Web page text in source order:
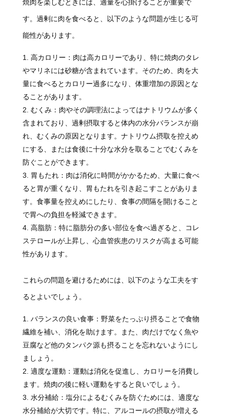
焼肉を楽しむときには、適量を心掛けることが重要で
す。過剰に肉を食べると、以下のような問題が生じる可
能性があります。
高カロリー：肉は高カロリーであり、特に焼肉のタレ
やマリネには砂糖が含まれています。そのため、肉を大
量に食べるとカロリー過多になり、体重増加の原因とな
ることがあります。
むくみ：肉やその調理法によってはナトリウムが多く
含まれており、過剰摂取すると体内の水分バランスが崩
れ、むくみの原因となります。ナトリウム摂取を控えめ
にする、または食後に十分な水分を取ることでむくみを
防ぐことができます。
胃もたれ：肉は消化に時間がかかるため、大量に食べ
ると胃が重くなり、胃もたれを引き起こすことがありま
す。食事量を控えめにしたり、食事の間隔を開けること
で胃への負担を軽減できます。
高脂肪：特に脂肪分の多い部位を食べ過ぎると、コレ
ステロールが上昇し、心血管疾患のリスクが高まる可能
性があります。
これらの問題を避けるためには、以下のような工夫をす
るとよいでしょう。
バランスの良い食事：野菜をたっぷり摂ることで食物
繊維を補い、消化を助けます。また、肉だけでなく魚や
豆腐など他のタンパク源も摂ることを忘れないようにし
ましょう。
適度な運動：運動は消化を促進し、カロリーを消費し
ます。焼肉の後に軽い運動をすると良いでしょう。
水分補給：塩分によるむくみを防ぐためには、適度な
水分補給が大切です。特に、アルコールの摂取が増える